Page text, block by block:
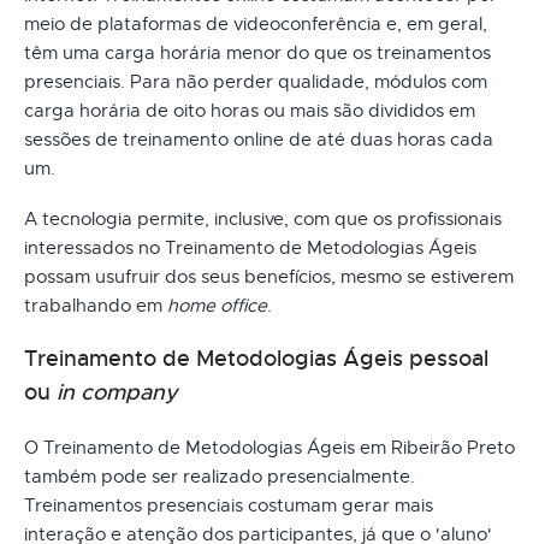
meio de plataformas de videoconferência e, em geral,
têm uma carga horária menor do que os treinamentos
presenciais. Para não perder qualidade, módulos com
carga horária de oito horas ou mais são divididos em
sessões de treinamento online de até duas horas cada
um.
A tecnologia permite, inclusive, com que os profissionais
interessados no Treinamento de Metodologias Ágeis
possam usufruir dos seus benefícios, mesmo se estiverem
trabalhando em home office.
Treinamento de Metodologias Ágeis pessoal
ou in company
O Treinamento de Metodologias Ágeis em Ribeirão Preto
também pode ser realizado presencialmente.
Treinamentos presenciais costumam gerar mais
interação e atenção dos participantes, já que o 'aluno'